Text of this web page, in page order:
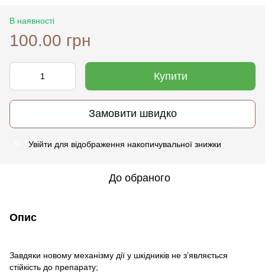
В наявності
100.00 грн
Купити
Замовити швидко
Увійти для відображення накопичувальної знижки
До обраного
Опис
Завдяки новому механізму дії у шкідників не з’являється
стійкість до препарату;